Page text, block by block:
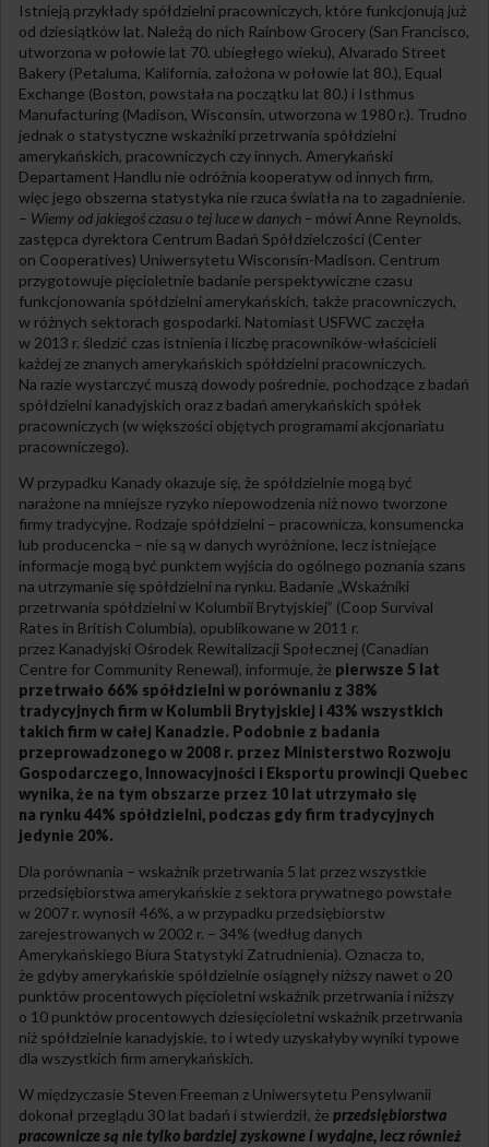
Istnieją przykłady spółdzielni pracowniczych, które funkcjonują już
od dziesiątków lat. Należą do nich Rainbow Grocery (San Francisco,
utworzona w połowie lat 70. ubiegłego wieku), Alvarado Street
Bakery (Petaluma, Kalifornia, założona w połowie lat 80.), Equal
Exchange (Boston, powstała na początku lat 80.) i Isthmus
Manufacturing (Madison, Wisconsin, utworzona w 1980 r.). Trudno
jednak o statystyczne wskaźniki przetrwania spółdzielni
amerykańskich, pracowniczych czy innych. Amerykański
Departament Handlu nie odróżnia kooperatyw od innych firm,
więc jego obszerna statystyka nie rzuca światła na to zagadnienie.
– Wiemy od jakiegoś czasu o tej luce w danych – mówi Anne Reynolds,
zastępca dyrektora Centrum Badań Spółdzielczości (Center
on Cooperatives) Uniwersytetu Wisconsin-Madison. Centrum
przygotowuje pięcioletnie badanie perspektywiczne czasu
funkcjonowania spółdzielni amerykańskich, także pracowniczych,
w różnych sektorach gospodarki. Natomiast USFWC zaczęła
w 2013 r. śledzić czas istnienia i liczbę pracowników-właścicieli
każdej ze znanych amerykańskich spółdzielni pracowniczych.
Na razie wystarczyć muszą dowody pośrednie, pochodzące z badań
spółdzielni kanadyjskich oraz z badań amerykańskich spółek
pracowniczych (w większości objętych programami akcjonariatu
pracowniczego).
W przypadku Kanady okazuje się, że spółdzielnie mogą być
narażone na mniejsze ryzyko niepowodzenia niż nowo tworzone
firmy tradycyjne. Rodzaje spółdzielni – pracownicza, konsumencka
lub producencka – nie są w danych wyróżnione, lecz istniejące
informacje mogą być punktem wyjścia do ogólnego poznania szans
na utrzymanie się spółdzielni na rynku. Badanie „Wskaźniki
przetrwania spółdzielni w Kolumbii Brytyjskiej” (Coop Survival
Rates in British Columbia), opublikowane w 2011 r.
przez Kanadyjski Ośrodek Rewitalizacji Społecznej (Canadian
Centre for Community Renewal), informuje, że pierwsze 5 lat
przetrwało 66% spółdzielni w porównaniu z 38%
tradycyjnych firm w Kolumbii Brytyjskiej i 43% wszystkich
takich firm w całej Kanadzie. Podobnie z badania
przeprowadzonego w 2008 r. przez Ministerstwo Rozwoju
Gospodarczego, Innowacyjności i Eksportu prowincji Quebec
wynika, że na tym obszarze przez 10 lat utrzymało się
na rynku 44% spółdzielni, podczas gdy firm tradycyjnych
jedynie 20%.
Dla porównania – wskaźnik przetrwania 5 lat przez wszystkie
przedsiębiorstwa amerykańskie z sektora prywatnego powstałe
w 2007 r. wynosił 46%, a w przypadku przedsiębiorstw
zarejestrowanych w 2002 r. – 34% (według danych
Amerykańskiego Biura Statystyki Zatrudnienia). Oznacza to,
że gdyby amerykańskie spółdzielnie osiągnęły niższy nawet o 20
punktów procentowych pięcioletni wskaźnik przetrwania i niższy
o 10 punktów procentowych dziesięcioletni wskaźnik przetrwania
niż spółdzielnie kanadyjskie, to i wtedy uzyskałyby wyniki typowe
dla wszystkich firm amerykańskich.
W międzyczasie Steven Freeman z Uniwersytetu Pensylwanii
dokonał przeglądu 30 lat badań i stwierdził, że przedsiębiorstwa
pracownicze są nie tylko bardziej zyskowne i wydajne, lecz również